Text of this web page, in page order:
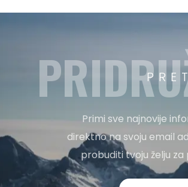
Primi sve najnovije
direktno na svoju email
probuditi tvoju želju